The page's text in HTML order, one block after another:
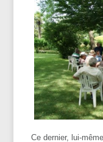
Ce dernier, lui-